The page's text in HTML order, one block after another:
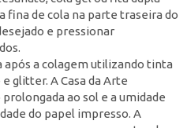
fina de cola na parte traseira do
e pressionar
após a colagem utilizando tinta
glitter. A Casa da Arte
ao sol e a umidade
do papel impresso. A